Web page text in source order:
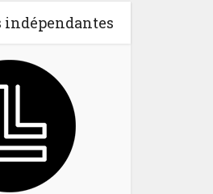
indépendantes